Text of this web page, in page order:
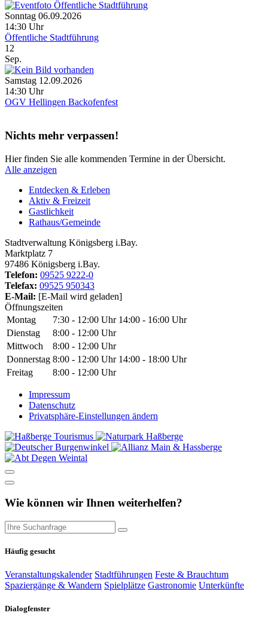
Sonntag 06.09.2026
14:30 Uhr
Öffentliche Stadtführung
12
Sep.
Samstag 12.09.2026
14:30 Uhr
OGV Hellingen Backofenfest
Nichts mehr verpassen!
Hier finden Sie alle kommenden Termine in der Übersicht.
Alle anzeigen
Entdecken & Erleben
Aktiv & Freizeit
Gastlichkeit
Rathaus/Gemeinde
Stadtverwaltung Königsberg i.Bay.
Marktplatz 7
97486 Königsberg i.Bay.
Telefon: 09525 9222-0
Telefax: 09525 950343
E-Mail: [E-Mail wird geladen]
Öffnungszeiten
Montag
7:30 - 12:00 Uhr 14:00 - 16:00 Uhr
Dienstag
8:00 - 12:00 Uhr
Mittwoch
8:00 - 12:00 Uhr
Donnerstag 8:00 - 12:00 Uhr 14:00 - 18:00 Uhr
Freitag
8:00 - 12:00 Uhr
Impressum
Datenschutz
Privatsphäre-Einstellungen ändern
Wie können wir Ihnen weiterhelfen?
Häufig gesucht
Veranstaltungskalender Stadtführungen Feste & Brauchtum
Spaziergänge & Wandern Spielplätze Gastronomie Unterkünfte
Dialogfenster